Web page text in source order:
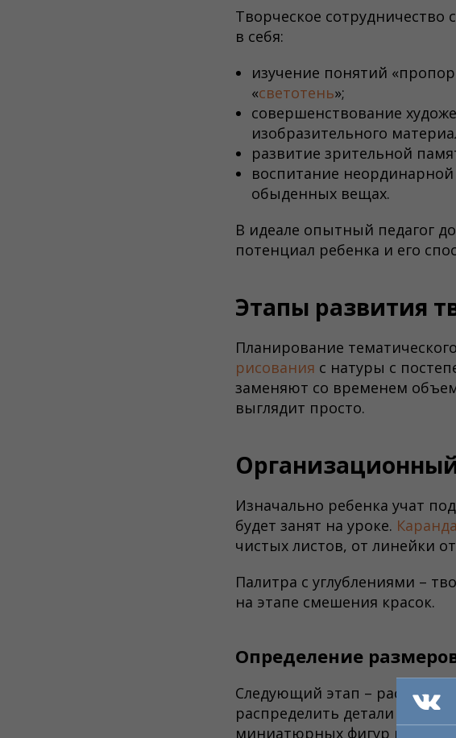
Творческое сотрудничество
в себя:
изучение понятий
«светотень»;
совершенствование
изобразительного
развитие зрительной
воспитание
обыденных вещах.
В идеале опытный педагог
потенциал ребенка и его
Этапы развития
Планирование
рисования с натуры с
заменяют со временем
выглядит просто.
Изначально ребенка учат
будет занят на уроке.
чистых листов, от линейки
Палитра с углублениями –
на этапе смешения красок.
Определение
Следующий этап –
распределить детали на
миниатюрных фигур и